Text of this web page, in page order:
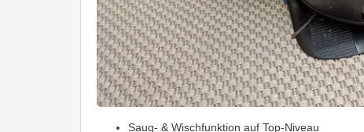
Saug- & Wischfunktion auf Top-Niveau